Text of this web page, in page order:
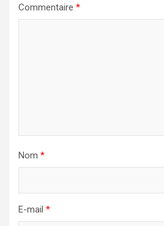
Commentaire *
Nom *
E-mail *